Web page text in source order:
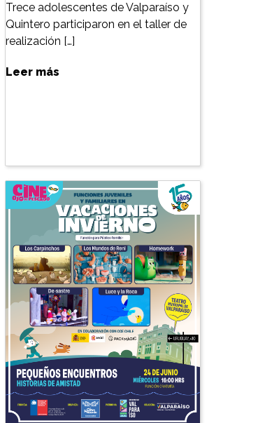
Trece adolescentes de Valparaíso y
Quintero participaron en el taller de
realización […]
Leer más